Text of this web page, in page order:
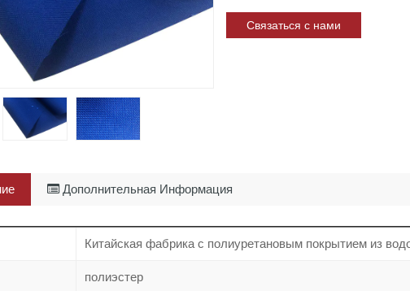
Связаться с нами
Дополнительная Информация
Китайская фабрика с полиуретановым покрытием из
полиэстер